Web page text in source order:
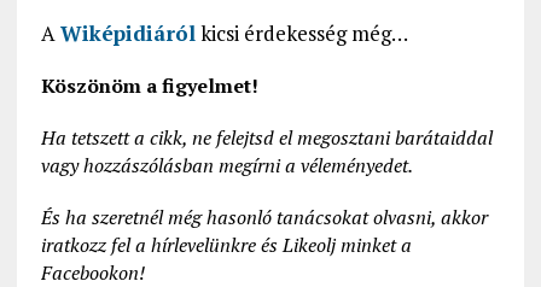
AWiképidiárólkicsi érdekesség még…
Köszönöm a figyelmet!
Ha tetszett a cikk, ne felejtsd el megosztani barátaiddal
vagy hozzászólásban megírni a véleményedet.
És ha szeretnél még hasonló tanácsokat olvasni, akkor
iratkozz fel a hírlevelünkre és Likeolj minket a
Facebookon!